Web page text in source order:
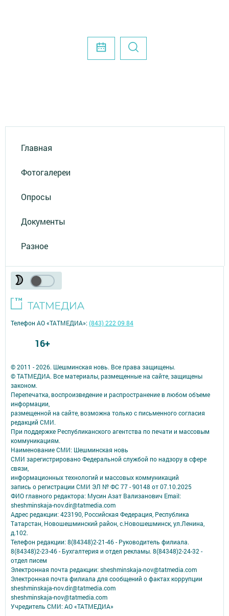
Главная
Фотогалереи
Опросы
Документы
Разное
© 2011 - 2026. Шешминская новь. Все права защищены.
© ТАТМЕДИА. Все материалы, размещенные на сайте, защищены
законом.
Перепечатка, воспроизведение и распространение в любом объеме
информации,
размещенной на сайте, возможна только с письменного согласия
редакций СМИ.
При поддержке Республиканского агентства по печати и массовым
коммуникациям.
Наименование СМИ: Шешминская новь
СМИ зарегистрировано Федеральной службой по надзору в сфере
связи,
информационных технологий и массовых коммуникаций
запись о регистрации СМИ ЭЛ № ФС 77 - 90148 от 07.10.2025
ФИО главного редактора: Мусин Азат Вализанович Email:
sheshminskaja-nov.dir@tatmedia.com
Адрес редакции: 423190, Российская Федерация, Республика
Татарстан, Новошешминский район, с.Новошешминск, ул.Ленина,
д.102.
Телефон редакции: 8(84348)2-21-46 - Руководитель филиала.
8(84348)2-23-46 - Бухгалтерия и отдел рекламы. 8(84348)2-24-32 -
отдел писем
Электронная почта редакции: sheshminskaja-nov@tatmedia.com
Электронная почта филиала для сообщений о фактах коррупции
sheshminskaja-nov.dir@tatmedia.com
sheshminskaja-nov@tatmedia.com
Учредитель СМИ: АО «ТАТМЕДИА»
Телефон АО «ТАТМЕДИА»:(843) 222 09 84
16+